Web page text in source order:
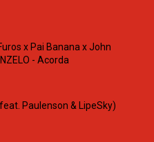
x Pai Banana x John
- Acorda
Paulenson & LipeSky)